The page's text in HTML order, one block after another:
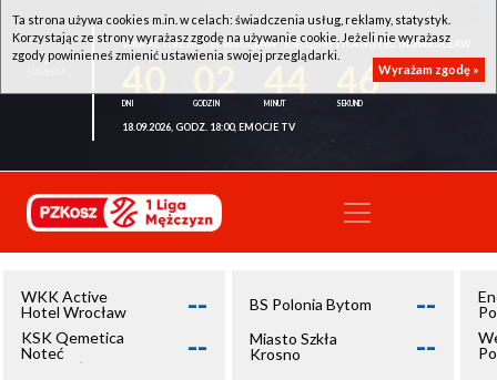
WKK ACTIVE HOTEL WROCŁAW - KSK QEMETICA NOTEĆ INOWROCŁAW
46
18.09.2026, GODZ. 18:00, EMOCJE TV
WKK Active
Hotel Wrocław
--
KSK Qemetica
Noteć
Inowrocław
--
BS Polonia Bytom --
Miasto Szkła
Krosno
--
Ta strona używa cookies m.in. w celach: świadczenia usług, reklamy, statystyk.
Korzystając ze strony wyrażasz zgodę na używanie cookie. Jeżeli nie wyrażasz
zgody powinieneś zmienić ustawienia swojej przeglądarki.
Wyrażam zgodę »